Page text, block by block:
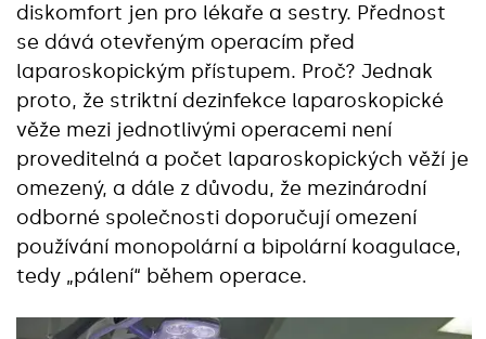
diskomfort jen pro lékaře a sestry. Přednost
se dává otevřeným operacím před
laparoskopickým přístupem. Proč? Jednak
proto, že striktní dezinfekce laparoskopické
věže mezi jednotlivými operacemi není
proveditelná a počet laparoskopických věží je
omezený, a dále z důvodu, že mezinárodní
odborné společnosti doporučují omezení
používání monopolární a bipolární koagulace,
tedy „pálení“ během operace.